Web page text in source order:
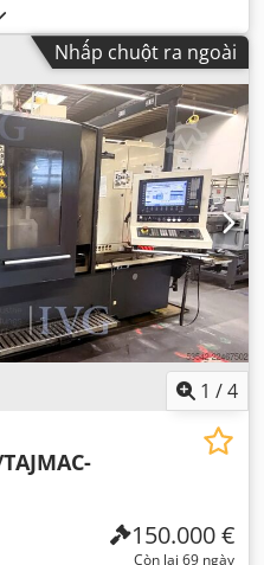
Nhấp chuột ra ngoài
1 /4
150.000 €
Còn lại 69 ngày